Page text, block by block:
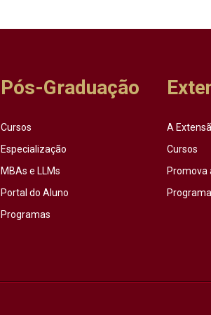
Pós-Graduação
Cursos
Especialização
MBAs e LLMs
Portal do Aluno
Programas
A
Cursos
Promova